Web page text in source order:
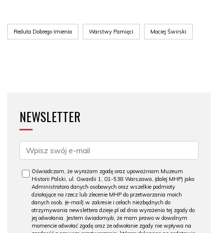
Reduta Dobrego Imienia Warstwy Pamięci Maciej Świrski
NEWSLETTER
Oświadczam, że wyrażam zgodę oraz upoważniam Muzeum
Historii Polski, ul. Gwardii 1, 01-538 Warszawa, (dalej MHP) jako
Administratora danych osobowych oraz wszelkie podmioty
działające na rzecz lub zlecenie MHP do przetwarzania moich
danych osob. (e-mail) w zakresie i celach niezbędnych do
otrzymywania newslettera dzieje.pl od dnia wyrażenia tej zgody do
jej odwołania. Jestem świadomy/a, że mam prawo w dowolnym
momencie odwołać zgodę oraz że odwołanie zgody nie wpływa na